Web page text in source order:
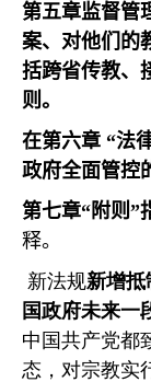
第五章监督管
案、对他们的
括跨省传教、
则。
在第六章 “法
政府全面管控
第七章“附则”
释。
新法规新增抵
国政府未来一
中国共产党都
态，对宗教实